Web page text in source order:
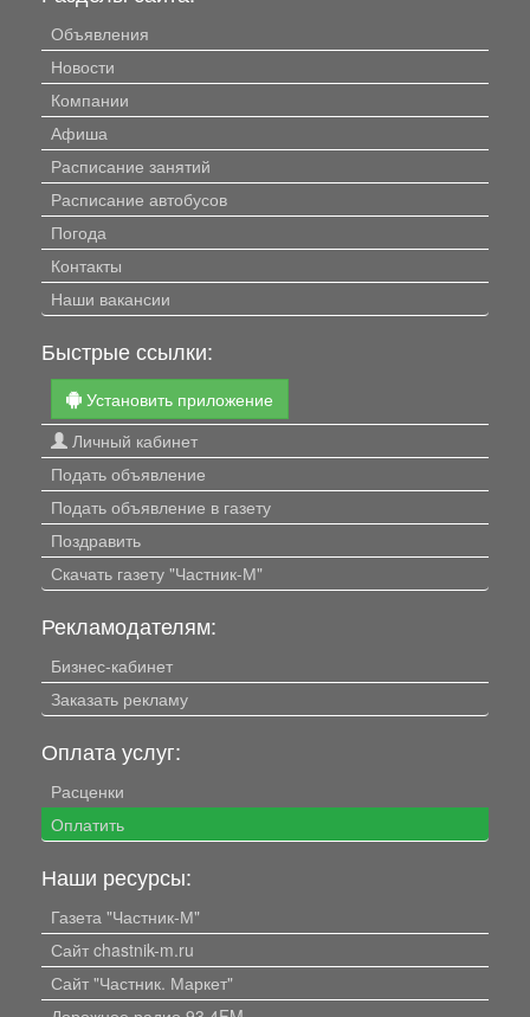
Объявления
Новости
Компании
Афиша
Расписание занятий
Расписание автобусов
Погода
Контакты
Наши вакансии
Быстрые ссылки:
Установить приложение
Личный кабинет
Подать объявление
Подать объявление в газету
Поздравить
Скачать газету "Частник-М"
Рекламодателям:
Бизнес-кабинет
Заказать рекламу
Оплата услуг:
Расценки
Оплатить
Наши ресурсы:
Газета "Частник-М"
Сайт chastnik-m.ru
Сайт "Частник. Маркет"